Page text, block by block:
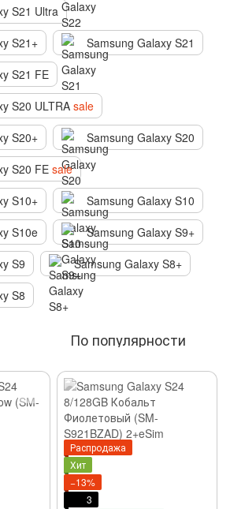
S21 Ultra
S21+
Samsung Galaxy S21
S21 FE
S20 ULTRA sale
S20+
Samsung Galaxy S20
S20 FE sale
S10+
Samsung Galaxy S10
S10e
Samsung Galaxy S9+
S9
Samsung Galaxy S8+
S8
По популярности
Распродажа
Хит
−13%
3